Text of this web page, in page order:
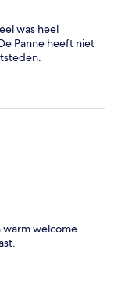
was heel
Panne heeft niet
warm welcome.